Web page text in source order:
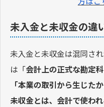
未入金と未収金の違
未入金と未収金は混同さ
は「会計上の正式な勘定
「本業の取引から生じたか
未収金とは、会計で使わ